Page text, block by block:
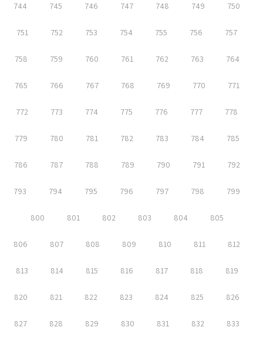
744 745 746 747 748 749 750
751 752 753 754 755 756 757
758 759 760 761 762 763 764
765 766 767 768 769 770 771
772 773 774 775 776 777 778
779 780 781 782 783 784 785
786 787 788 789 790 791 792
793 794 795 796 797 798 799
800 801 802 803 804 805
806 807 808 809 810 811 812
813 814 815 816 817 818 819
820 821 822 823 824 825 826
827 828 829 830 831 832 833